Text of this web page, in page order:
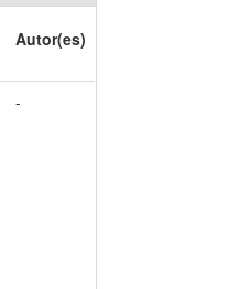
Autor(es)
-